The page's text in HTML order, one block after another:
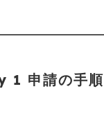
申請の手順